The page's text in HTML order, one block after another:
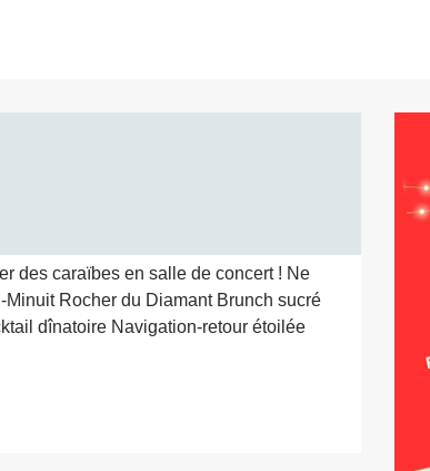
des caraïbes en salle de concert ! Ne
Rocher du Diamant Brunch sucré
dînatoire Navigation-retour étoilée